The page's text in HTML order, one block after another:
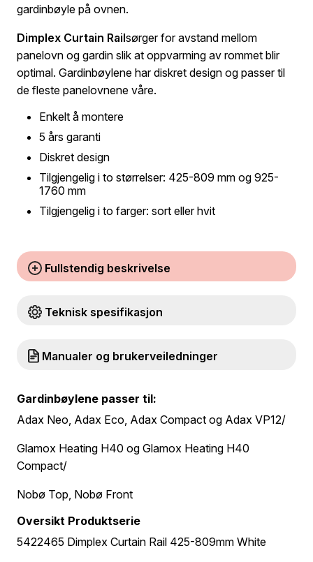
gardinbøyle på ovnen.
Dimplex Curtain Railsørger for avstand mellom
panelovn og gardin slik at oppvarming av rommet blir
optimal. Gardinbøylene har diskret design og passer til
de fleste panelovnene våre.
Enkelt å montere
5 års garanti
Diskret design
Tilgjengelig i to størrelser: 425-809 mm og 925-
1760 mm
Tilgjengelig i to farger: sort eller hvit
Fullstendig beskrivelse
Teknisk spesifikasjon
Manualer og brukerveiledninger
Gardinbøylene passer til:
Adax Neo, Adax Eco, Adax Compact og Adax VP12/
Glamox Heating H40 og Glamox Heating H40
Compact/
Nobø Top, Nobø Front
Oversikt Produktserie
5422465 Dimplex Curtain Rail 425-809mm White